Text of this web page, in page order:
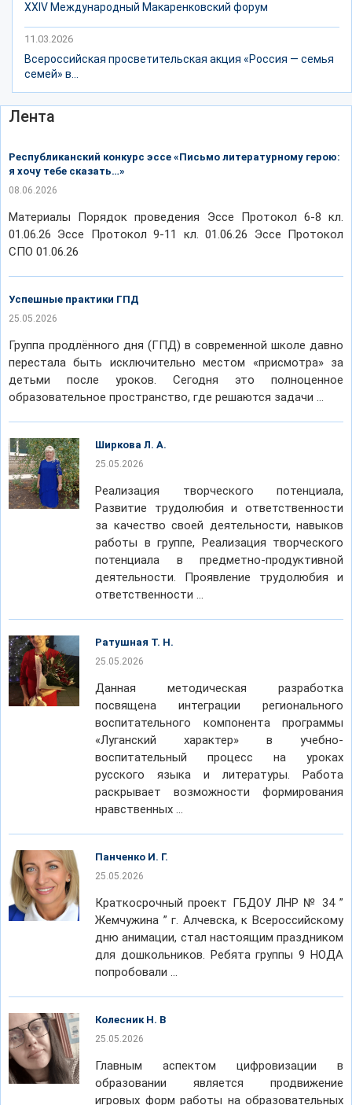
ХХIV Международный Макаренковский форум
11.03.2026
Всероссийская просветительская акция «Россия — семья
семей» в...
Лента
Республиканский конкурс эссе «Письмо литературному герою:
я хочу тебе сказать…»
08.06.2026
Материалы Порядок проведения Эссе Протокол 6-8 кл.
01.06.26 Эссе Протокол 9-11 кл. 01.06.26 Эссе Протокол
СПО 01.06.26
Успешные практики ГПД
25.05.2026
Группа продлённого дня (ГПД) в современной школе давно
перестала быть исключительно местом «присмотра» за
детьми после уроков. Сегодня это полноценное
образовательное пространство, где решаются задачи …
Ширкова Л. А.
25.05.2026
Реализация творческого потенциала,
Развитие трудолюбия и ответственности
за качество своей деятельности, навыков
работы в группе, Реализация творческого
потенциала в предметно-продуктивной
деятельности. Проявление трудолюбия и
ответственности …
Ратушная Т. Н.
25.05.2026
Данная методическая разработка
посвящена интеграции регионального
воспитательного компонента программы
«Луганский характер» в учебно-
воспитательный процесс на уроках
русского языка и литературы. Работа
раскрывает возможности формирования
нравственных …
Панченко И. Г.
25.05.2026
Краткосрочный проект ГБДОУ ЛНР № 34 ”
Жемчужина ” г. Алчевска, к Всероссийскому
дню анимации, стал настоящим праздником
для дошкольников. Ребята группы 9 НОДА
попробовали …
Колесник Н. В
25.05.2026
Главным аспектом цифровизации в
образовании является продвижение
игровых форм работы на образовательных